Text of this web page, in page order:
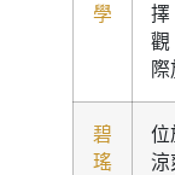
學
擇
觀
碧
瑤
位
涼